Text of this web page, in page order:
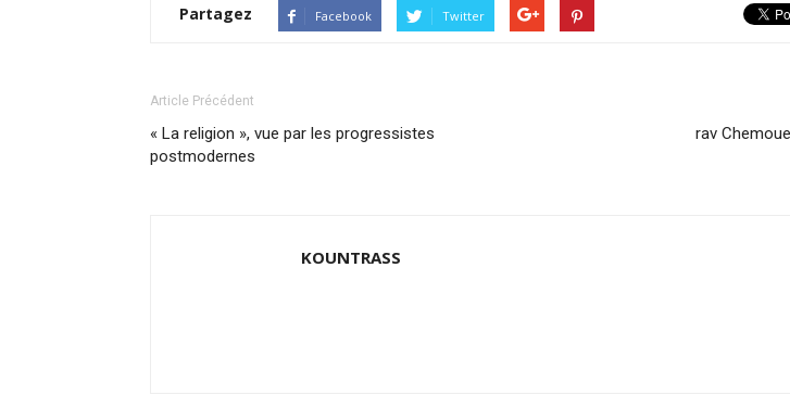
Partagez Facebook Twitter
Article Précédent
« La religion », vue par les progressistes
postmodernes
rav
KOUNTRASS